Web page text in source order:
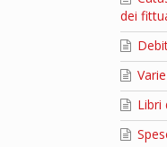
dei
Varie
Libri